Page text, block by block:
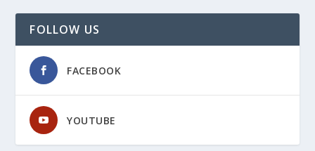
FOLLOW US
FACEBOOK
YOUTUBE